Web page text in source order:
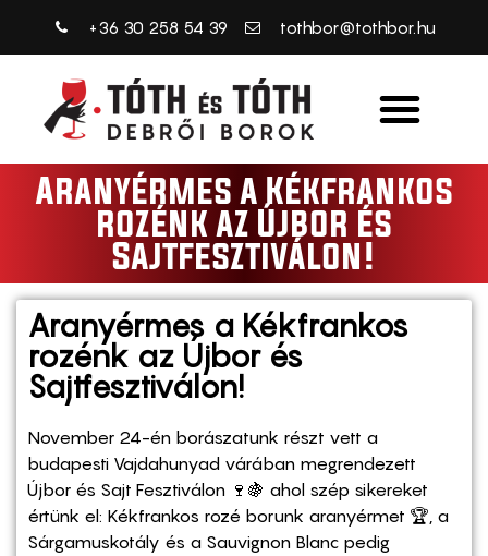
+36 30 258 54 39 tothbor@tothbor.hu
Aranyérmes a Kékfrankos
rozénk az Újbor és
Sajtfesztiválon!
Aranyérmes a Kékfrankos
rozénk az Újbor és
Sajtfesztiválon!
November 24-én borászatunk részt vett a
budapesti Vajdahunyad várában megrendezett
Újbor és Sajt Fesztiválon 🍷 🍇 ahol szép sikereket
értünk el: Kékfrankos rozé borunk aranyérmet 🏆, a
Sárgamuskotály és a Sauvignon Blanc pedig